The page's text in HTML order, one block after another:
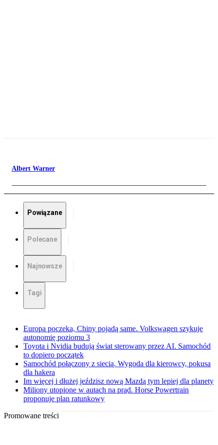
Albert Warner
Powiązane
Polecane
Najnowsze
Tagi
Europa poczeka, Chiny pojadą same. Volkswagen szykuje
autonomię poziomu 3
Toyota i Nvidia budują świat sterowany przez AI. Samochód
to dopiero początek
Samochód połączony z siecią. Wygoda dla kierowcy, pokusa
dla hakera
Im więcej i dłużej jeździsz nową Mazdą tym lepiej dla planety
Miliony utopione w autach na prąd. Horse Powertrain
proponuje plan ratunkowy
Promowane treści